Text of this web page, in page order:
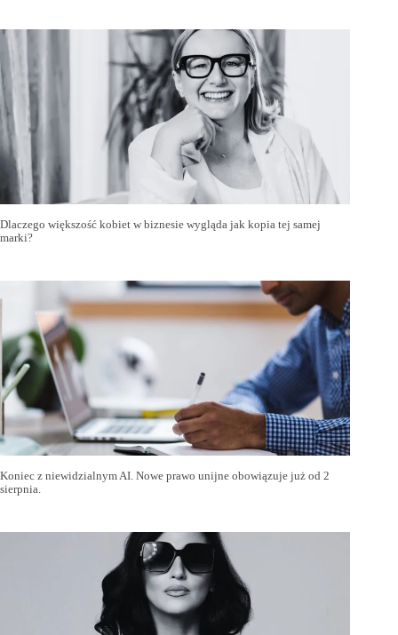
Dlaczego większość kobiet w biznesie wygląda jak kopia tej samej
marki?
Koniec z niewidzialnym AI. Nowe prawo unijne obowiązuje już od 2
sierpnia.